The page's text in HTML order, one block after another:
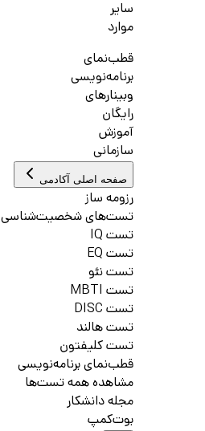
سایر
موارد
قطب‌نمای
برنامه‌نویسی
وبینارهای
رایگان
آموزش
سازمانی
صفحه اصلی آکادمی
رزومه ساز
تست‌های شخصیت‌شناسی
تست IQ
تست EQ
تست نئو
تست MBTI
تست DISC
تست هالند
تست کلیفتون
قطب‌نمای برنامه‌نویسی
مشاهده همه تست‌ها
مجله دانشکار
بوت‌کمپ